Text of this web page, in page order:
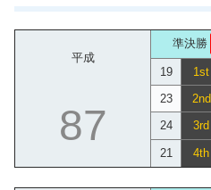
平成
準決勝
19
1st
87
23 2nd
24 3rd
21 4th